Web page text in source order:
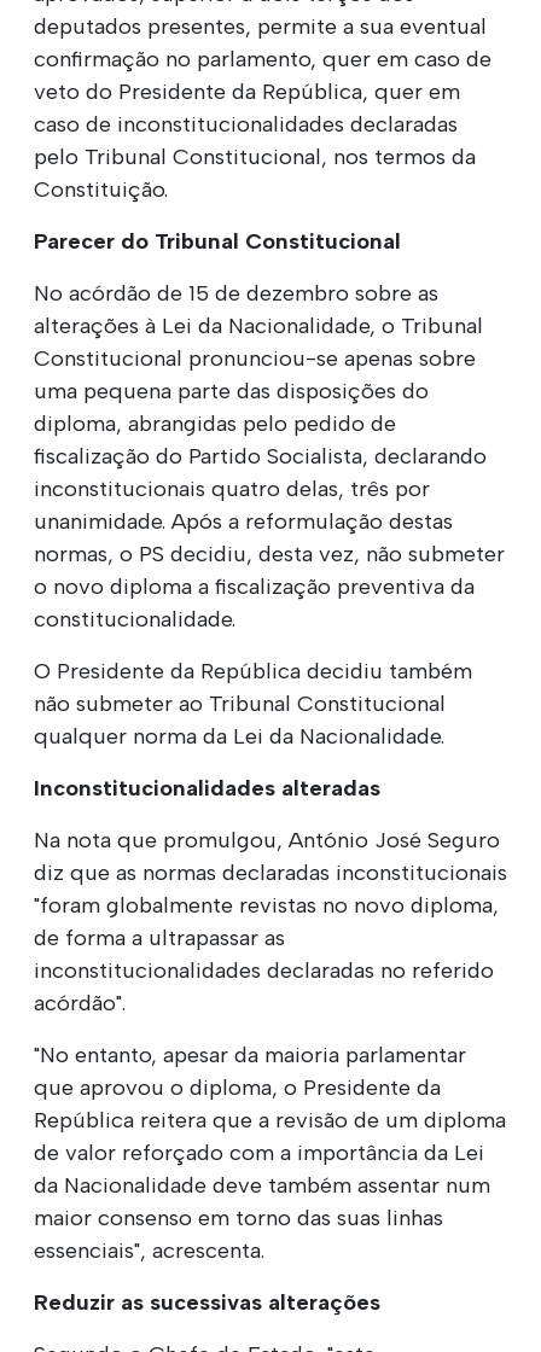
deputados presentes, permite a sua eventual
confirmação no parlamento, quer em caso de
veto do Presidente da República, quer em
caso de inconstitucionalidades declaradas
pelo Tribunal Constitucional, nos termos da
Constituição.
Parecer do Tribunal Constitucional
No acórdão de 15 de dezembro sobre as
alterações à Lei da Nacionalidade, o Tribunal
Constitucional pronunciou-se apenas sobre
uma pequena parte das disposições do
diploma, abrangidas pelo pedido de
fiscalização do Partido Socialista, declarando
inconstitucionais quatro delas, três por
unanimidade. Após a reformulação destas
normas, o PS decidiu, desta vez, não submeter
o novo diploma a fiscalização preventiva da
constitucionalidade.
O Presidente da República decidiu também
não submeter ao Tribunal Constitucional
qualquer norma da Lei da Nacionalidade.
Inconstitucionalidades alteradas
Na nota que promulgou, António José Seguro
diz que as normas declaradas inconstitucionais
"foram globalmente revistas no novo diploma,
de forma a ultrapassar as
inconstitucionalidades declaradas no referido
acórdão".
"No entanto, apesar da maioria parlamentar
que aprovou o diploma, o Presidente da
República reitera que a revisão de um diploma
de valor reforçado com a importância da Lei
da Nacionalidade deve também assentar num
maior consenso em torno das suas linhas
essenciais", acrescenta.
Reduzir as sucessivas alterações